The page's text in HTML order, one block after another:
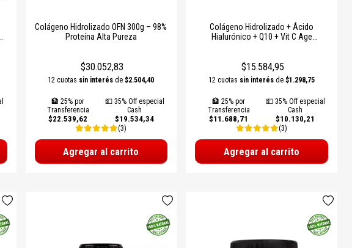
Colágeno Hidrolizado OFN 300g – 98%
Proteína Alta Pureza
$30.052,83
12 cuotas sin interés de$2.504,40
🏦 25% por
Transferencia
$22.539,62
💵 35% Off especial
Cash
$19.534,34
(3)
Agregar al carrito
Colágeno Hidrolizado + Ácido
Hialurónico + Q10 + Vit C Age
$15.584,95
12 cuotas sin interés de$1.298,75
🏦 25% por
Transferencia
$11.688,71
💵 35% Off especial
Cash
$10.130,21
(3)
Agregar al carrito